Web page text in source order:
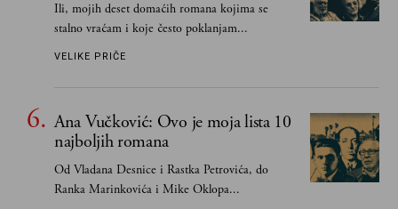
Ili, mojih deset domaćih romana kojima se
stalno vraćam i koje često poklanjam...
VELIKE PRIČE
Ana Vučković: Ovo je moja lista 10
najboljih romana
Od Vladana Desnice i Rastka Petrovića, do
Ranka Marinkovića i Mike Oklopa...